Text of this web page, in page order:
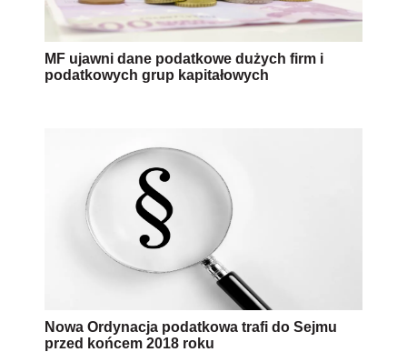
MF ujawni dane podatkowe dużych firm i
podatkowych grup kapitałowych
Nowa Ordynacja podatkowa trafi do Sejmu
przed końcem 2018 roku